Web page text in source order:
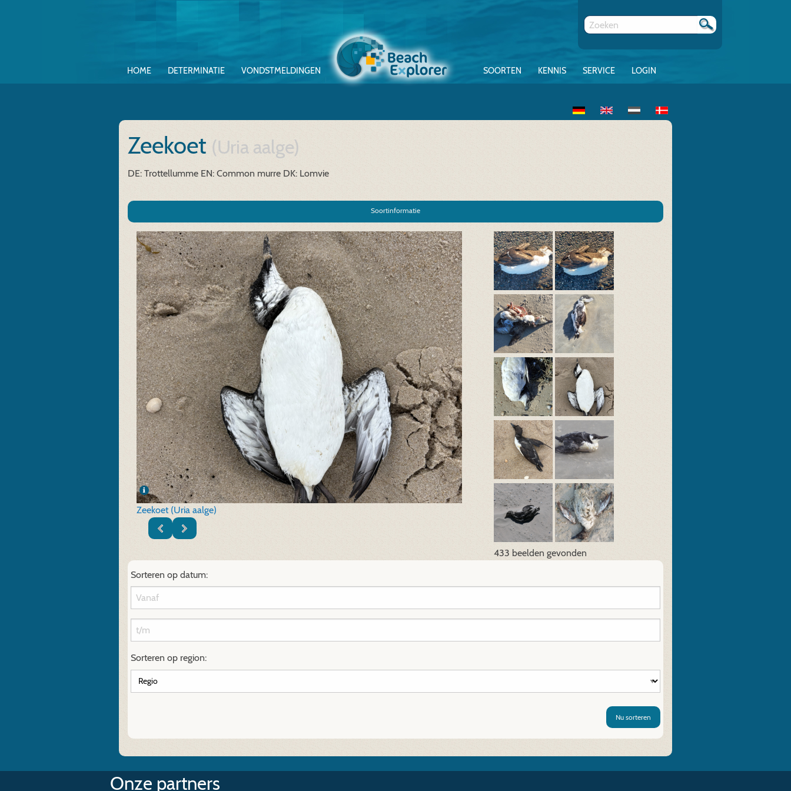
HOME DETERMINATIE VONDSTMELDINGEN SOORTEN KENNIS SERVICE LOGIN
Zeekoet (Uria aalge)
DE: Trottellumme EN: Common murre DK: Lomvie
Soortinformatie
Zeekoet (Uria aalge)
433 beelden gevonden
Sorteren op datum:
Sorteren op region:
Nu sorteren
Onze partners